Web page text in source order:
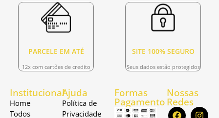
PARCELE EM ATÉ
12x com cartões de credito
SITE 100% SEGURO
Seus dados estão protegidos
Institucional
Home
Todos
Ajuda
Política de
Privacidade
Formas
Pagamento
Nossas
Redes